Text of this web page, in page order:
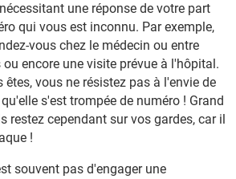
une réponse de votre part
qui vous est inconnu. Par exemple,
vous chez le médecin ou entre
encore une visite prévue à l'hôpital.
êtes, vous ne résistez pas à l'envie de
s'est trompée de numéro ! Grand
restez cependant sur vos gardes, car il
!
souvent pas d'engager une